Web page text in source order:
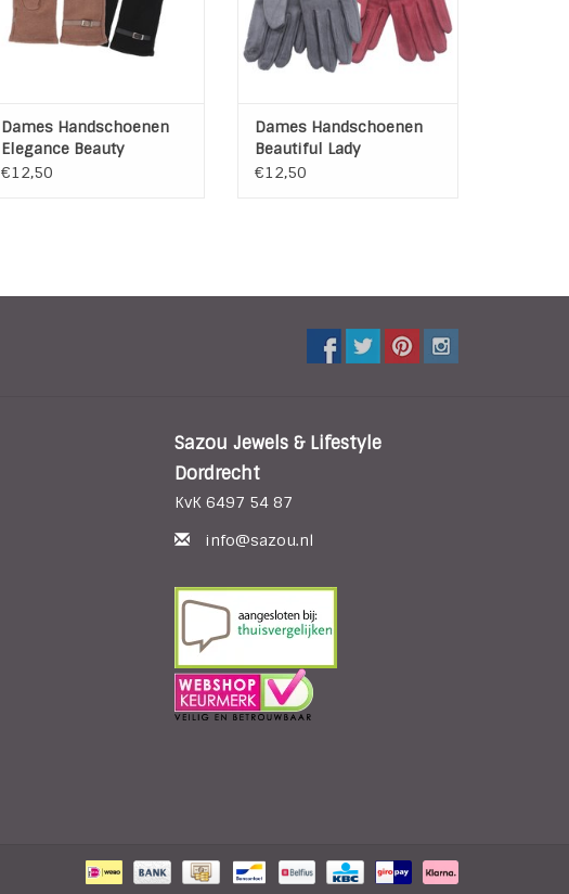
Dames Handschoenen
Elegance Beauty
€12,50
TOEVOEGEN AAN WINKELWAGEN
Dames Handschoenen
Beautiful Lady
€12,50
Sazou Jewels & Lifestyle
Dordrecht
KvK 6497 54 87
info@sazou.nl